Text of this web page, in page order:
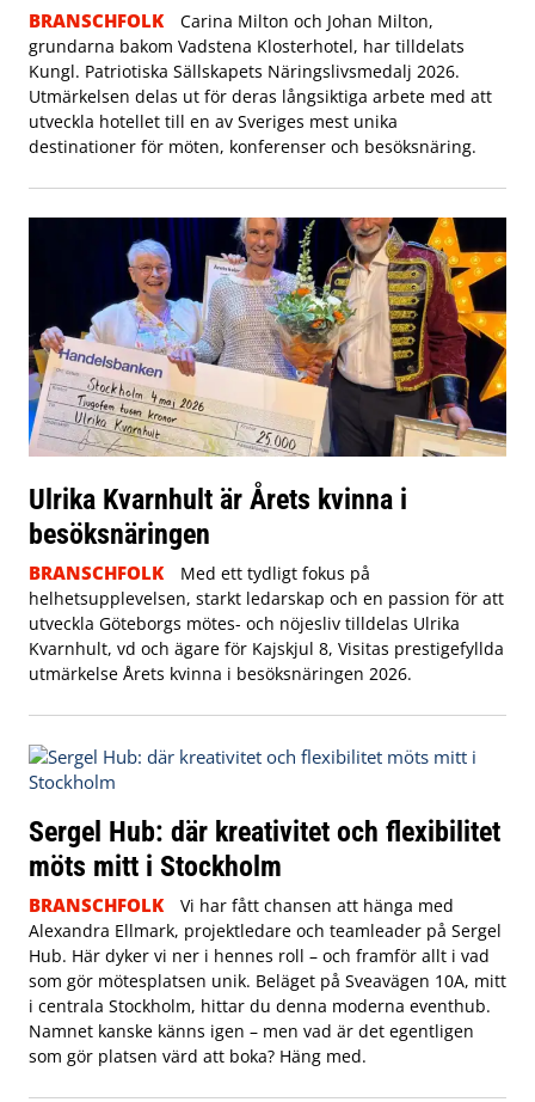
BRANSCHFOLK
Carina Milton och Johan Milton,
grundarna bakom Vadstena Klosterhotel, har tilldelats
Kungl. Patriotiska Sällskapets Näringslivsmedalj 2026.
Utmärkelsen delas ut för deras långsiktiga arbete med att
utveckla hotellet till en av Sveriges mest unika
destinationer för möten, konferenser och besöksnäring.
Ulrika Kvarnhult är Årets kvinna i
besöksnäringen
BRANSCHFOLK
Med ett tydligt fokus på
helhetsupplevelsen, starkt ledarskap och en passion för att
utveckla Göteborgs mötes- och nöjesliv tilldelas Ulrika
Kvarnhult, vd och ägare för Kajskjul 8, Visitas prestigefyllda
utmärkelse Årets kvinna i besöksnäringen 2026.
Sergel Hub: där kreativitet och flexibilitet
möts mitt i Stockholm
BRANSCHFOLK
Vi har fått chansen att hänga med
Alexandra Ellmark, projektledare och teamleader på Sergel
Hub. Här dyker vi ner i hennes roll – och framför allt i vad
som gör mötesplatsen unik. Beläget på Sveavägen 10A, mitt
i centrala Stockholm, hittar du denna moderna eventhub.
Namnet kanske känns igen – men vad är det egentligen
som gör platsen värd att boka? Häng med.